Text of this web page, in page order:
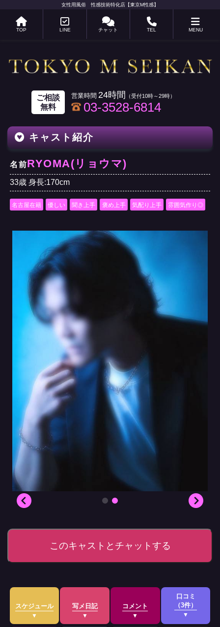
女性用風俗 性感技術特化店【東京M性感】
TOP LINE チャット TEL MENU
ご相談
無料
24時間
03-3528-6814
キャスト紹介
名前RYOMA(リョウマ)
33歳 身長:170cm
名古屋在籍 優しい 聞き上手 褒め上手 気配り上手 雰囲気作り◎
このキャストとチャットする
スケジュール 写メ日記 コメント
口コミ
（3件）